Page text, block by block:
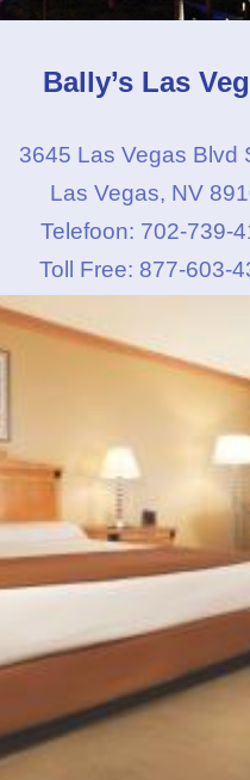
Bally’s Las
3645 Las Vegas Blvd
Las Vegas, NV
Telefoon: 702-739-
Toll Free: 877-603-